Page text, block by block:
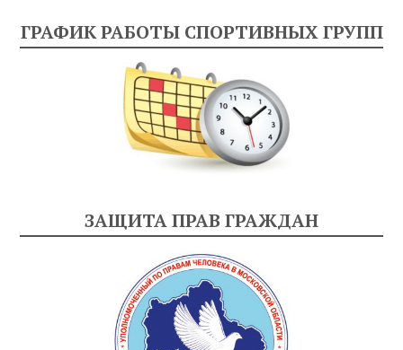
ГРАФИК РАБОТЫ СПОРТИВНЫХ ГРУПП
ЗАЩИТА ПРАВ ГРАЖДАН